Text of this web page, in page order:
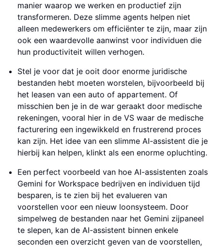
manier waarop we werken en productief zijn
transformeren. Deze slimme agents helpen niet
alleen medewerkers om efficiënter te zijn, maar zijn
ook een waardevolle aanwinst voor individuen die
hun productiviteit willen verhogen.
Stel je voor dat je ooit door enorme juridische
bestanden hebt moeten worstelen, bijvoorbeeld bij
het leasen van een auto of appartement. Of
misschien ben je in de war geraakt door medische
rekeningen, vooral hier in de VS waar de medische
facturering een ingewikkeld en frustrerend proces
kan zijn. Het idee van een slimme AI-assistent die je
hierbij kan helpen, klinkt als een enorme opluchting.
Een perfect voorbeeld van hoe AI-assistenten zoals
Gemini for Workspace bedrijven en individuen tijd
besparen, is te zien bij het evalueren van
voorstellen voor een nieuw loonsysteem. Door
simpelweg de bestanden naar het Gemini zijpaneel
te slepen, kan de AI-assistent binnen enkele
seconden een overzicht geven van de voorstellen,